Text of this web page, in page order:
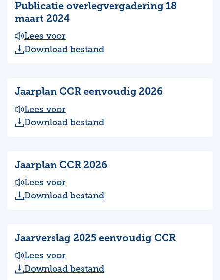
Publicatie overlegvergadering 18
maart 2024
Lees voor
Download bestand
Jaarplan CCR eenvoudig 2026
Lees voor
Download bestand
Jaarplan CCR 2026
Lees voor
Download bestand
Jaarverslag 2025 eenvoudig CCR
Lees voor
Download bestand